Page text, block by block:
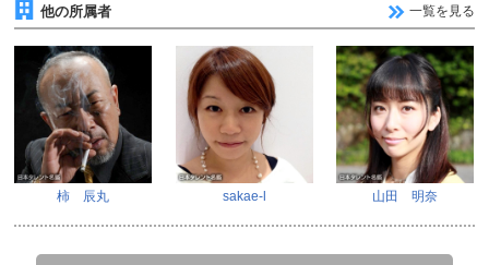
他の所属者 一覧を見る
柿 辰丸 sakae-l 山田 明奈